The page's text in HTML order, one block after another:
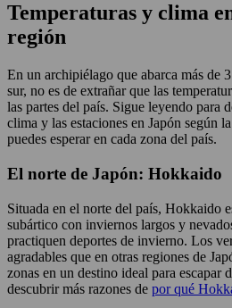
Temperaturas y clima
región
En un archipiélago que abarca más de
sur, no es de extrañar que las
las partes del país. Sigue leyendo para
clima y las estaciones en Japón según
puedes esperar en cada zona del país.
El norte de Japón: Hokkaido
Situada en el norte del país, Hokkaido
subártico con inviernos largos y
practiquen deportes de invierno. Los
agradables que en otras regiones de
zonas en un destino ideal para escapar
descubrir más razones de por qué